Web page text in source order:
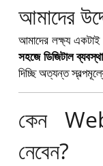
আমাদের
আমাদের লক্ষ্য
সহজে ডিজিটাল
দিচ্ছি অত্যন্ত
কেন
নেবেন?